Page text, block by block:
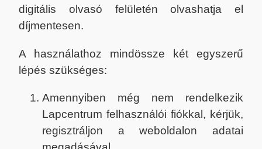
digitális olvasó felületén olvashatja el
díjmentesen.
A használathoz mindössze két egyszerű
lépés szükséges:
Amennyiben még nem rendelkezik
Lapcentrum felhasználói fiókkal, kérjük,
regisztráljon a weboldalon adatai